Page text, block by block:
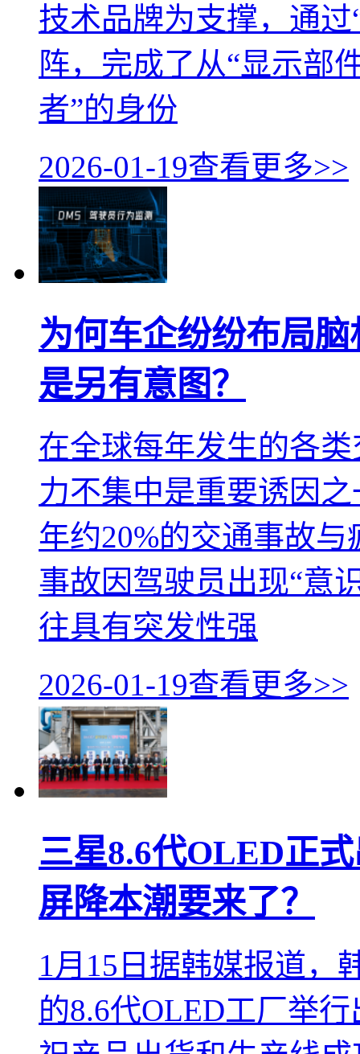
技术品牌为支撑，通
阵，完成了从“显示部
者”的身份
2026-01-19查看更多>>
为何车企纷纷布局
是另有意图？
在全球每年发生的各
力不集中是重要诱因
年约20%的交通事故
事故因驾驶员出现“意
往具有突发性强
2026-01-19查看更多>>
三星8.6代OLED正
屏降本潮要来了？
1月15日据韩媒报道，
的8.6代OLED工厂举